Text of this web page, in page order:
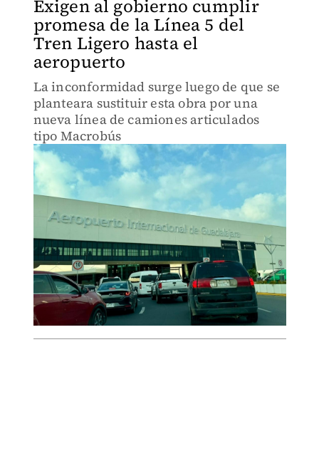
Exigen al gobierno cumplir
promesa de la Línea 5 del
Tren Ligero hasta el
aeropuerto
La inconformidad surge luego de que se
planteara sustituir esta obra por una
nueva línea de camiones articulados
tipo Macrobús